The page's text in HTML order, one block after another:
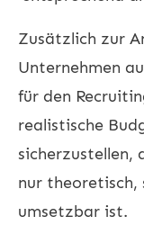
Zusätzlich zur
Unternehmen
für den
realistische
sicherzustellen,
nur theoretisch,
umsetzbar ist.